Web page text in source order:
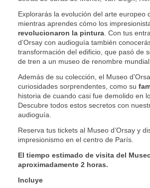
Explorarás la evolución del arte europeo
mientras aprendes cómo los
revolucionaron la pintura . Con tus
d’Orsay con audioguía también
transformación del edificio, que pasó de
de tren a un museo de renombre mundial.
Además de su colección, el Museo
curiosidades sorprendentes, como su
historia de cuando casi fue demolido en
Descubre todos estos secretos con
audioguía.
Reserva tus tickets al Museo d’Orsay y
impresionismo en el centro de París.
El tiempo estimado de visita del
aproximadamente 2 horas.
Incluye